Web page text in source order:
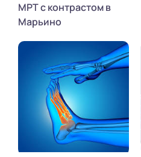
МРТ с контрастом в
Марьино